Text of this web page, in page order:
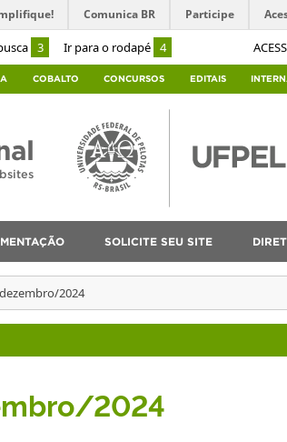
3 Ir para o rodapé 4
Comunica BR Participe
COBALTO CONCURSOS EDITAIS
SOLICITE SEU SITE
2024
2024